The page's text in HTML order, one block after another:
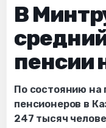
В
пенсии
По состоянию на
пенсионеров в
247 тысяч